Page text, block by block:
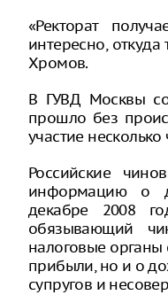
«Ректорат
интересно, откуда
Хромов.
В ГУВД Москвы
прошло без
участие несколько
Российские
информацию о
декабре 2008
обязывающий
налоговые органы
прибыли, но и о
супругов и